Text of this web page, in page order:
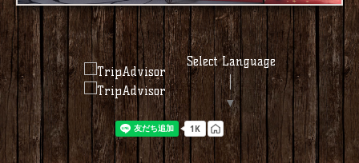
Select Language
▼